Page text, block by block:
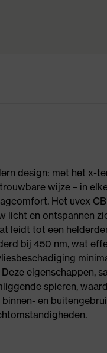
design: met het x-
wijze – in
Het uvex
licht en ontspannen
leidt tot een
bij 450 nm, wat
eigenschappen,
spieren,
en